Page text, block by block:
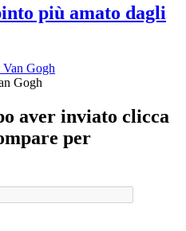
più amato dagli
Gogh
aver inviato clicca
per